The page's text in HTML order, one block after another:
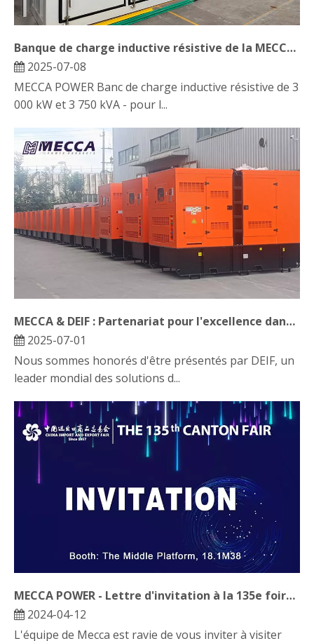
Banque de charge inductive résistive de la MECCA 3000KW 3750kVA pour les tests de générateur de centre de données
2025-07-08
MECCA POWER Banc de charge inductive résistive de 3
000 kW et 3 750 kVA - pour l...
MECCA & DEIF : Partenariat pour l'excellence dans les solutions de générateurs diesel
2025-07-01
Nous sommes honorés d'être présentés par DEIF, un
leader mondial des solutions d...
MECCA POWER - Lettre d'invitation à la 135e foire de canton
2024-04-12
L'équipe de Mecca est ravie de vous inviter à visiter